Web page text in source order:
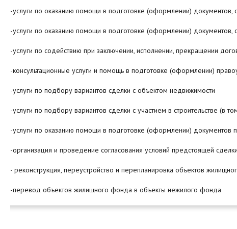
-услуги по оказанию помощи в подготовке (оформлении) документов,
-услуги по оказанию помощи в подготовке (оформлении) документов,
-услуги по содействию при заключении, исполнении, прекращении
-консультационные услуги и помощь в подготовке (оформлении)
-услуги по подбору вариантов сделки с объектом недвижимости
-услуги по подбору вариантов сделки с участием в строительстве (в
-услуги по оказанию помощи в подготовке (оформлении) документов
-организация и проведение согласования условий предстоящей сделки
- реконструкция, переустройство и перепланировка объектов
-перевод объектов жилищного фонда в объекты нежилого фонда